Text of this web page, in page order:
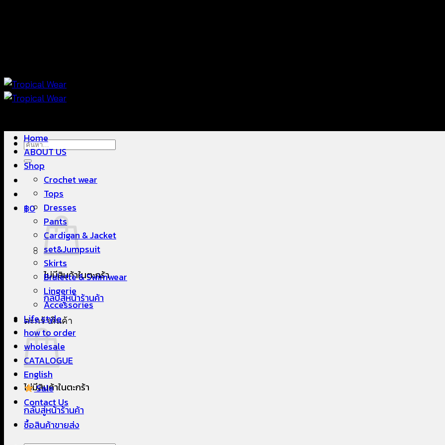
ค้นหา:
฿0
ไม่มีสินค้าในตะกร้า
กลับสู่หน้าร้านค้า
ตะกร้าสินค้า
ไม่มีสินค้าในตะกร้า
กลับสู่หน้าร้านค้า
Home
ABOUT US
Shop
Crochet wear
Tops
Dresses
Pants
Cardigan & Jacket
set&Jumpsuit
Skirts
Bralette & Swimwear
Lingerie
Accessories
Life style
how to order
wholesale
CATALOGUE
English
Sale
Contact Us
ซื้อสินค้าขายส่ง